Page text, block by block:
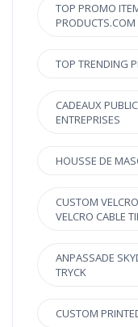
TOP PROMO
PRODUCTS.COM
TOP TRENDING
CADEAUX
ENTREPRISES
HOUSSE DE
CUSTOM
VELCRO CABLE
ANPASSADE
TRYCK
CUSTOM